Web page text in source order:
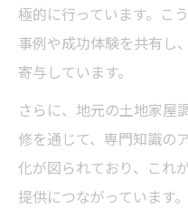
極的に行っています。こ
事例や成功体験を共有し
寄与しています。
さらに、地元の土地家屋
修を通じて、専門知識の
化が図られており、これ
提供につながっています。